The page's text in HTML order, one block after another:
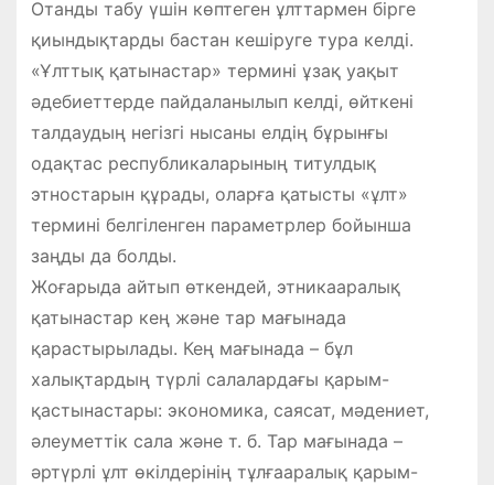
Отанды табу үшін көптеген ұлттармен бірге
қиындықтарды бастан кешіруге тура келді.
«Ұлттық қатынастар» термині ұзақ уақыт
әдебиеттерде пайдаланылып келді, өйткені
талдаудың негізгі нысаны елдің бұрынғы
одақтас республикаларының титулдық
этностарын құрады, оларға қатысты «ұлт»
термині белгіленген параметрлер бойынша
заңды да болды.
Жоғарыда айтып өткендей, этникааралық
қатынастар кең және тар мағынада
қарастырылады. Кең мағынада – бұл
халықтардың түрлі салалардағы қарым-
қастынастары: экономика, саясат, мәдениет,
әлеуметтік сала және т. б. Тар мағынада –
әртүрлі ұлт өкілдерінің тұлғааралық қарым-